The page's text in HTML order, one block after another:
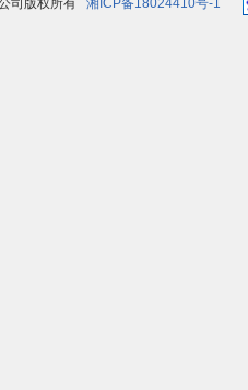
司版权所有 湘ICP备18024410号-1